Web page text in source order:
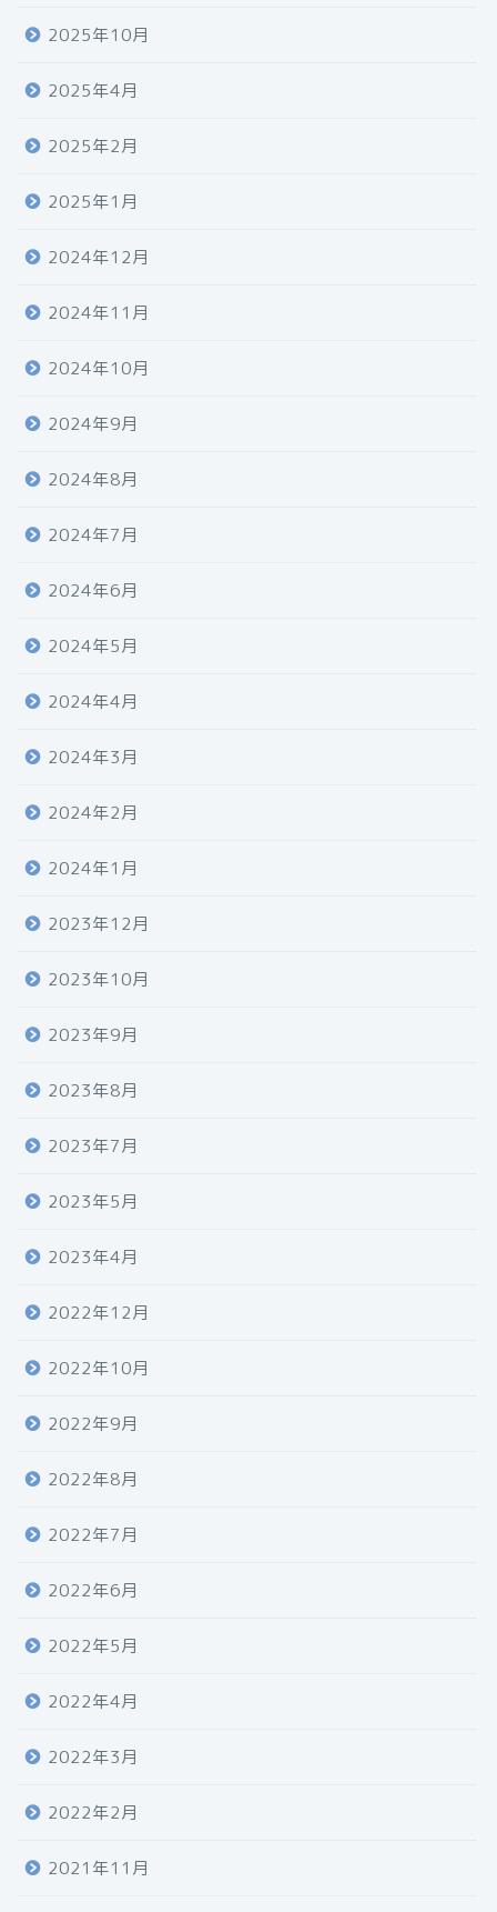
2025年10月
2025年4月
2025年2月
2025年1月
2024年12月
2024年11月
2024年10月
2024年9月
2024年8月
2024年7月
2024年6月
2024年5月
2024年4月
2024年3月
2024年2月
2024年1月
2023年12月
2023年10月
2023年9月
2023年8月
2023年7月
2023年5月
2023年4月
2022年12月
2022年10月
2022年9月
2022年8月
2022年7月
2022年6月
2022年5月
2022年4月
2022年3月
2022年2月
2021年11月